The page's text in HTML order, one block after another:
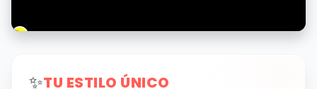
✨TU ESTILO ÚNICO